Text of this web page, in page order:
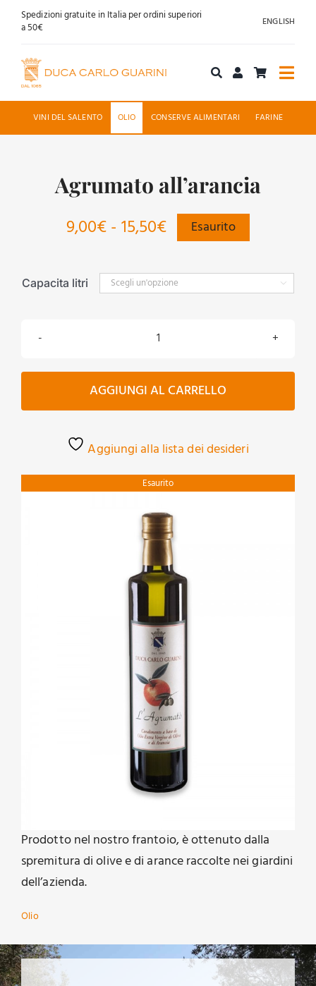
SaltaSpedizioni gratuite in Italia per ordini superiori
a 50€
ENGLISH
Acquista online
Accoglienza
VINI DEL SALENTO OLIO CONSERVE ALIMENTARI FARINE
Agrumato all’arancia
9,00€- 15,50€Fascia
prezzo:
15,50€
Esaurito
Capacita litri 
Agrumato
quantità
AGGIUNGI AL CARRELLO
Aggiungi alla lista dei desideri
Esaurito
Prodotto nel nostro frantoio, è ottenuto dalla
spremitura di olive e di arance raccolte nei giardini
dell’azienda.
Olio